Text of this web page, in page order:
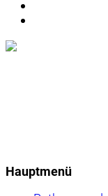
Hauptmenü